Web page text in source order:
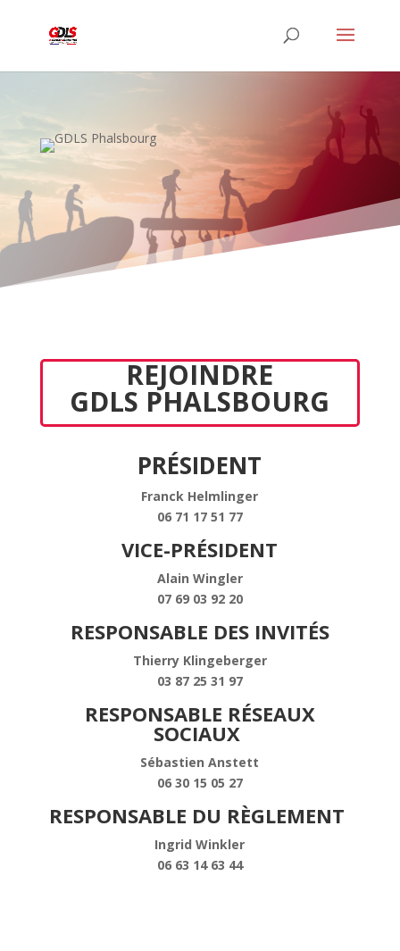
REJOINDRE
GDLS PHALSBOURG
PRÉSIDENT
Franck Helmlinger
06 71 17 51 77
VICE-PRÉSIDENT
Alain Wingler
07 69 03 92 20
RESPONSABLE DES INVITÉS
Thierry Klingeberger
03 87 25 31 97
RESPONSABLE RÉSEAUX
SOCIAUX
Sébastien Anstett
06 30 15 05 27
RESPONSABLE DU RÈGLEMENT
Ingrid Winkler
06 63 14 63 44